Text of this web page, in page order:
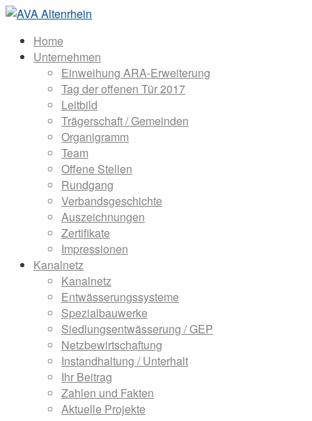
Home
Unternehmen
Einweihung ARA-Erweiterung
Tag der offenen Tür 2017
Leitbild
Trägerschaft / Gemeinden
Organigramm
Team
Offene Stellen
Rundgang
Verbandsgeschichte
Auszeichnungen
Zertifikate
Impressionen
Kanalnetz
Kanalnetz
Entwässerungssysteme
Spezialbauwerke
Siedlungsentwässerung / GEP
Netzbewirtschaftung
Instandhaltung / Unterhalt
Ihr Beitrag
Zahlen und Fakten
Aktuelle Projekte